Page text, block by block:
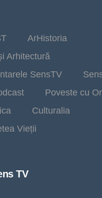
ArHistoria
Arhitectură
SensTV
Poveste cu
Culturalia
Vieții
TV